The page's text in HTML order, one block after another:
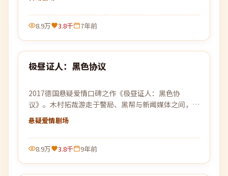
8.9万 3.8千 7年前
热门
99:27
极昼证人：黑色协议
2017德国悬疑爱情口碑之作《极昼证人：黑色协
议》。木村拓哉游走于警局、黑帮与新闻媒体之间，一
场关于信任与背叛的猫鼠游戏即将上演。
悬疑爱情剧场
8.9万 3.8千 9年前